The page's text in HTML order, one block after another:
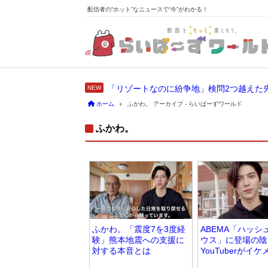
配信者の“ホット”なニュースで“今”がわかる！
「リゾートなのに紛争地」検問2つ越えた
ホーム ふかわ。 アーカイブ - らいばーずワールド
ふかわ。
ふかわ。「震度7を3度経
験」熊本地震への支援に
対する本音とは
ABEMA「ハッシ
ウス」に登場の
YouTuberがイケ